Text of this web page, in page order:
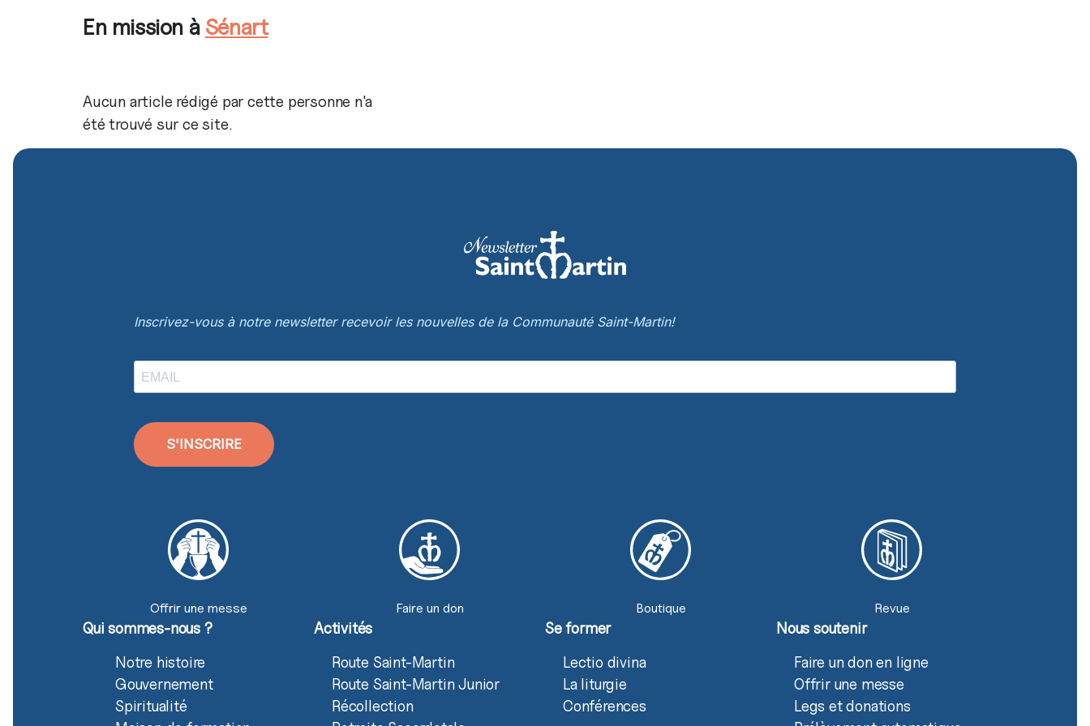
En mission à Sénart
Aucun article rédigé par cette personne n'a
été trouvé sur ce site.
Inscrivez-vous à notre newsletter recevoir les nouvelles de la Communauté Saint-Martin!
S'INSCRIRE
Offrir une messe Faire un don Boutique Revue
Qui sommes-nous ?
Notre histoire
Gouvernement
Spiritualité
Activités
Route Saint-Martin
Route Saint-Martin Junior
Récollection
Se former
Lectio divina
La liturgie
Conférences
Nous soutenir
Faire un don en ligne
Offrir une messe
Legs et donations